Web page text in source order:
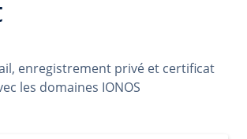
enregistrement privé et certificat
les domaines IONOS